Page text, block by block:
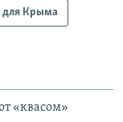
для Крыма
«квасом»